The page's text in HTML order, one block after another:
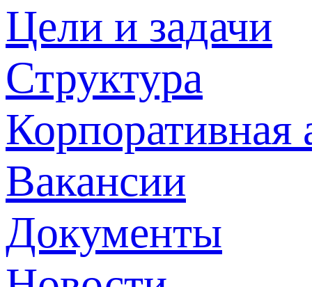
Цели и задачи
Структура
Корпоративная
Вакансии
Документы